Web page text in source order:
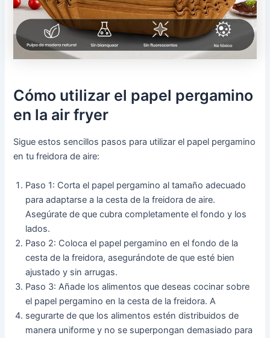
Cómo utilizar el papel pergamino
en la air fryer
Sigue estos sencillos pasos para utilizar el papel pergamino
en tu freidora de aire:
Paso 1: Corta el papel pergamino al tamaño adecuado
para adaptarse a la cesta de la freidora de aire.
Asegúrate de que cubra completamente el fondo y los
lados.
Paso 2: Coloca el papel pergamino en el fondo de la
cesta de la freidora, asegurándote de que esté bien
ajustado y sin arrugas.
Paso 3: Añade los alimentos que deseas cocinar sobre
el papel pergamino en la cesta de la freidora. A
segurarte de que los alimentos estén distribuidos de
manera uniforme y no se superpongan demasiado para